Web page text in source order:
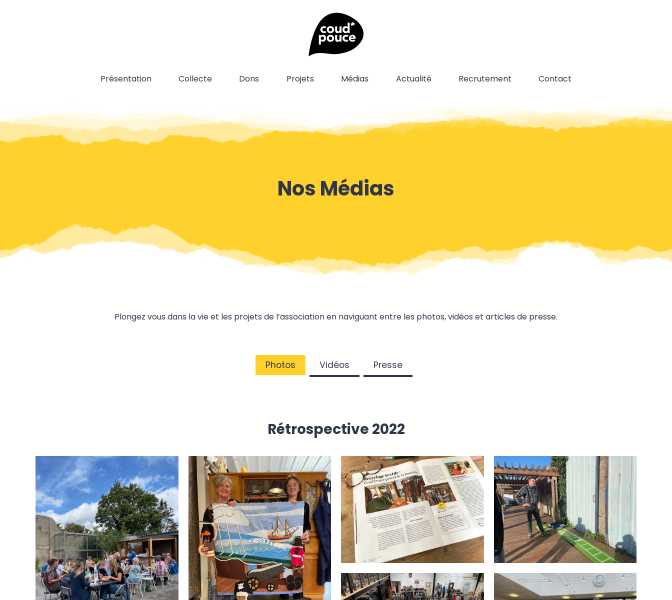
Présentation Collecte Dons Projets Médias Actualité Recrutement Contact
Nos Médias
Plongez vous dans la vie et les projets de l’association en naviguant entre les photos, vidéos et articles de presse.
Photos Vidéos Presse
Rétrospective 2022